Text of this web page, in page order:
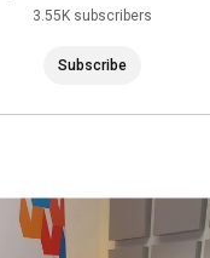
3.55K subscribers
Subscribe